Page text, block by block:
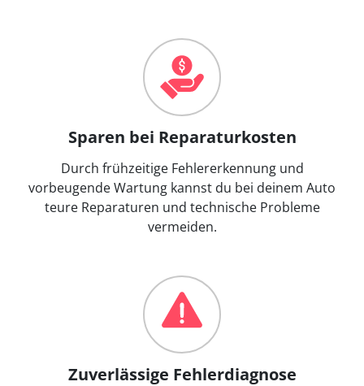
Sparen bei Reparaturkosten
Durch frühzeitige Fehlererkennung und
vorbeugende Wartung kannst du bei deinem Auto
teure Reparaturen und technische Probleme
vermeiden.
Zuverlässige Fehlerdiagnose